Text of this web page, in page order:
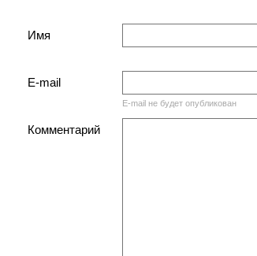
Имя
E-mail
E-mail не будет опубликован
Комментарий